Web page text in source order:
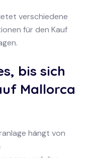
verschiedene
für den Kauf
bis sich
Mallorca
hängt von